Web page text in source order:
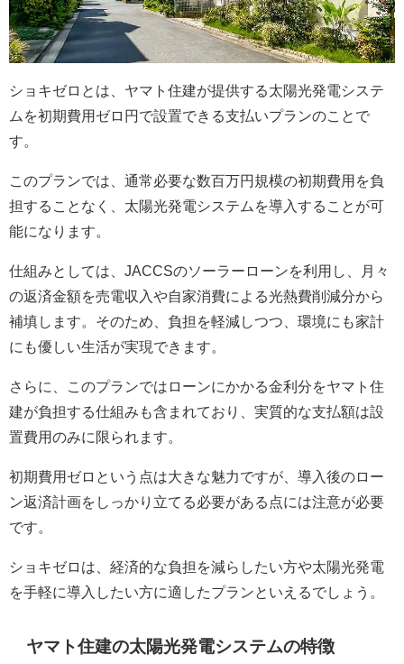
ショキゼロとは、ヤマト住建が提供する太陽光発電システ
ムを初期費用ゼロ円で設置できる支払いプランのことで
す。
このプランでは、通常必要な数百万円規模の初期費用を負
担することなく、太陽光発電システムを導入することが可
能になります。
仕組みとしては、JACCSのソーラーローンを利用し、月々
の返済金額を売電収入や自家消費による光熱費削減分から
補填します。そのため、負担を軽減しつつ、環境にも家計
にも優しい生活が実現できます。
さらに、このプランではローンにかかる金利分をヤマト住
建が負担する仕組みも含まれており、実質的な支払額は設
置費用のみに限られます。
初期費用ゼロという点は大きな魅力ですが、導入後のロー
ン返済計画をしっかり立てる必要がある点には注意が必要
です。
ショキゼロは、経済的な負担を減らしたい方や太陽光発電
を手軽に導入したい方に適したプランといえるでしょう。
ヤマト住建の太陽光発電システムの特徴